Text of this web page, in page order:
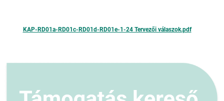
KAP-RD01a-RD01c-RD01d-RD01e-1-24 Tervezői válaszok.pdf